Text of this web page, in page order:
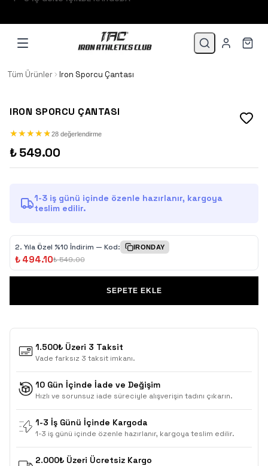
Tüm Ürünler Iron Sporcu Çantası
IRON SPORCU ÇANTASI
★
★★
★★
★★
★★
★ 28 değerlendirme
₺ 549.00
1-3 iş günü içinde özenle hazırlanır, kargoya
teslim edilir.
2.⁠ ⁠Yıla Özel %10 İndirim — Kod: IRONDAY
₺ 494.10₺ 549.00
SEPETE EKLE
1.500₺ Üzeri 3 Taksit
Vade farksız 3 taksit imkanı.
10 Gün İçinde İade ve Değişim
Hızlı ve sorunsuz iade süreciyle alışverişin tadını çıkarın.
1-3 İş Günü İçinde Kargoda
1-3 iş günü içinde özenle hazırlanır, kargoya teslim edilir.
2.000₺ Üzeri Ücretsiz Kargo